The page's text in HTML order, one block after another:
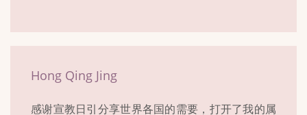
Hong Qing Jing
感谢宣教日引分享世界各国的需要，打开了我的属